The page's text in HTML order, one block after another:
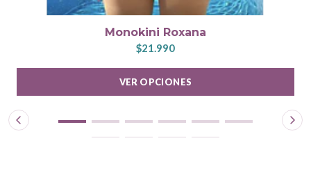
Monokini Roxana
$21.990
VER OPCIONES